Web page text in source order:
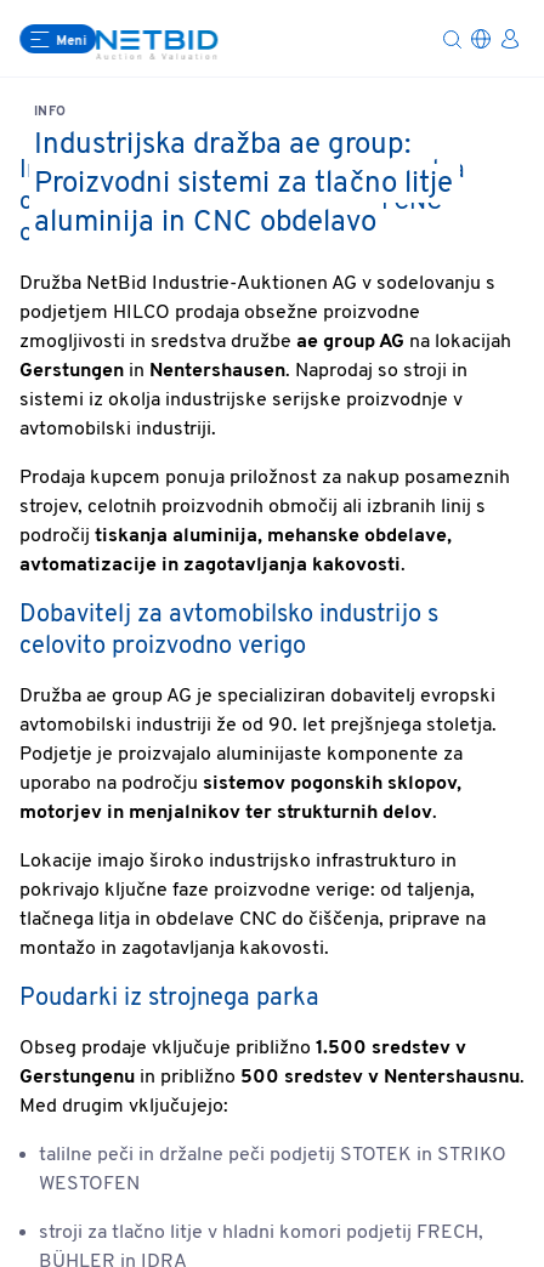
Meni
INFO
Industrijska dražba ae group:
Proizvodni sistemi za tlačno litje
aluminija in CNC obdelavo
Industrijska dražba ae group: Proizvodna
oprema za tlačno litje aluminija in CNC
obdelavo
Družba NetBid Industrie-Auktionen AG v sodelovanju s
podjetjem HILCO prodaja obsežne proizvodne
zmogljivosti in sredstva družbe ae group AG na lokacijah
Gerstungen in Nentershausen. Naprodaj so stroji in
sistemi iz okolja industrijske serijske proizvodnje v
avtomobilski industriji.
Prodaja kupcem ponuja priložnost za nakup posameznih
strojev, celotnih proizvodnih območij ali izbranih linij s
področij tiskanja aluminija, mehanske obdelave,
avtomatizacije in zagotavljanja kakovosti.
Dobavitelj za avtomobilsko industrijo s
celovito proizvodno verigo
Družba ae group AG je specializiran dobavitelj evropski
avtomobilski industriji že od 90. let prejšnjega stoletja.
Podjetje je proizvajalo aluminijaste komponente za
uporabo na področju sistemov pogonskih sklopov,
motorjev in menjalnikov ter strukturnih delov.
Lokacije imajo široko industrijsko infrastrukturo in
pokrivajo ključne faze proizvodne verige: od taljenja,
tlačnega litja in obdelave CNC do čiščenja, priprave na
montažo in zagotavljanja kakovosti.
Poudarki iz strojnega parka
Obseg prodaje vključuje približno 1.500 sredstev v
Gerstungenu in približno 500 sredstev v Nentershausnu.
Med drugim vključujejo:
talilne peči in držalne peči podjetij STOTEK in STRIKO
WESTOFEN
stroji za tlačno litje v hladni komori podjetij FRECH,
BÜHLER in IDRA